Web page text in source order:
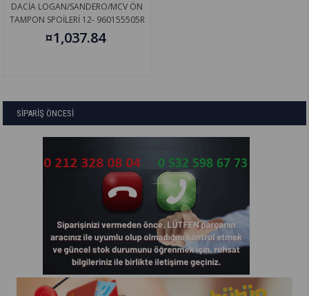
DACİA LOGAN/SANDERO/MCV ÖN
TAMPON SPOİLERİ 12- 960155505R
¤1,037.84
SİPARİŞ ÖNCESİ